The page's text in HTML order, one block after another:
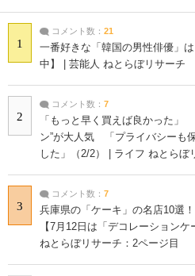
1
コメント数： 21
一番好きな「韓国の男性俳優」
中】 | 芸能人 ねとらぼリサーチ
2
コメント数： 7
「もっと早く買えば良かった」
ン”が大人気 「プライバシーも
した」（2/2） | ライフ ねとらぼ
3
コメント数： 7
兵庫県の「ケーキ」の名店10選
【7月12日は「デコレーション
ねとらぼリサーチ：2ページ目